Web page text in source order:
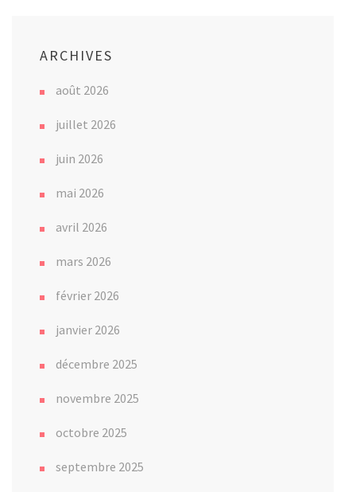
ARCHIVES
août 2026
juillet 2026
juin 2026
mai 2026
avril 2026
mars 2026
février 2026
janvier 2026
décembre 2025
novembre 2025
octobre 2025
septembre 2025